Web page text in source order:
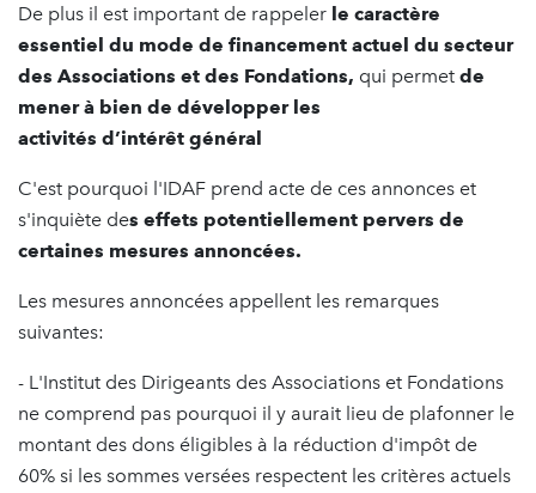
De plus il est important de rappeler le caractère
essentiel du mode de financement actuel du secteur
des Associations et des Fondations, qui permet de
mener à bien de développer les
activités d’intérêt général
C'est pourquoi l'IDAF prend acte de ces annonces et
s'inquiète des effets potentiellement pervers de
certaines mesures annoncées.
Les mesures annoncées appellent les remarques
suivantes:
- L'Institut des Dirigeants des Associations et Fondations
ne comprend pas pourquoi il y aurait lieu de plafonner le
montant des dons éligibles à la réduction d'impôt de
60% si les sommes versées respectent les critères actuels